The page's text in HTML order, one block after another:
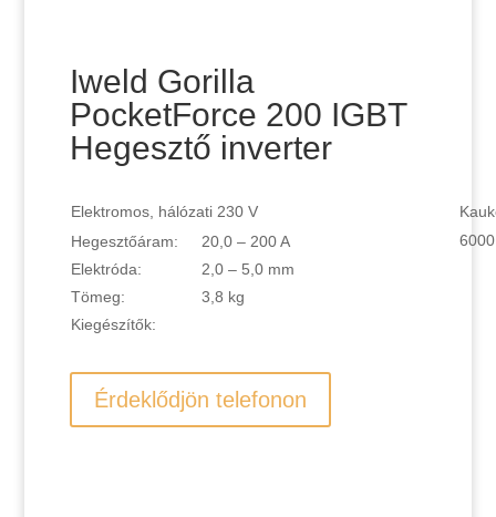
Iweld Gorilla
PocketForce 200 IGBT
Hegesztő inverter
Elektromos, hálózati 230 V
6000
Hegesztőáram:
20,0 – 200 A
Elektróda:
2,0 – 5,0 mm
Tömeg:
3,8 kg
Kiegészítők:
Érdeklődjön telefonon